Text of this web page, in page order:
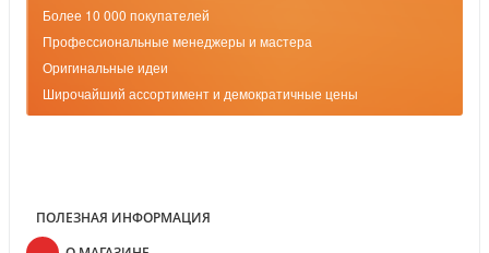
Более 10 000 покупателей
Профессиональные менеджеры и мастера
Оригинальные идеи
Широчайший ассортимент и демократичные цены
ПОЛЕЗНАЯ ИНФОРМАЦИЯ